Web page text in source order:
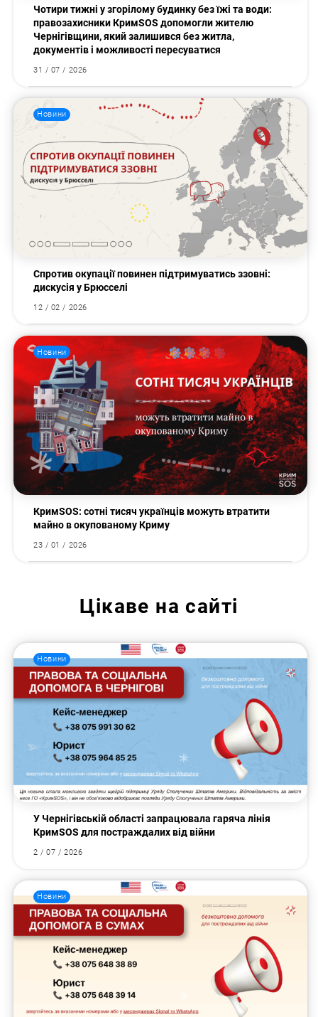
Чотири тижні у згорілому будинку без їжі та води:
правозахисники КримSOS допомогли жителю
Чернігівщини, який залишився без житла,
документів і можливості пересуватися
31 / 07 / 2026
Новини
Спротив окупації повинен підтримуватись ззовні:
дискусія у Брюсселі
12 / 02 / 2026
Новини
КримSOS: сотні тисяч українців можуть втратити
майно в окупованому Криму
23 / 01 / 2026
Цікаве на сайті
Новини
У Чернігівській області запрацювала гаряча лінія
КримSOS для постраждалих від війни
2 / 07 / 2026
Новини